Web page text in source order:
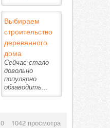
Выбираем
строительство
деревянного
дома
Сейчас стало
довольно
популярно
обзаводить...
0 1042 просмотра